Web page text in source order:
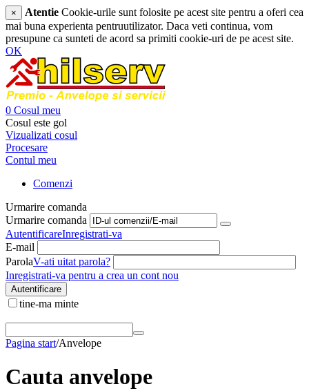
× Atentie Cookie-urile sunt folosite pe acest site pentru a oferi cea
mai buna experienta pentruutilizator. Daca veti continua, vom
presupune ca sunteti de acord sa primiti cookie-uri de pe acest site.
OK
0 Cosul meu
Cosul este gol
Vizualizati cosul
Procesare
Contul meu
Comenzi
Urmarire comanda
Urmarire comanda
AutentificareInregistrati-va
E-mail
ParolaV-ati uitat parola?
Inregistrati-va pentru a crea un cont nou
Autentificare
tine-ma minte
Pagina start/Anvelope
Cauta anvelope